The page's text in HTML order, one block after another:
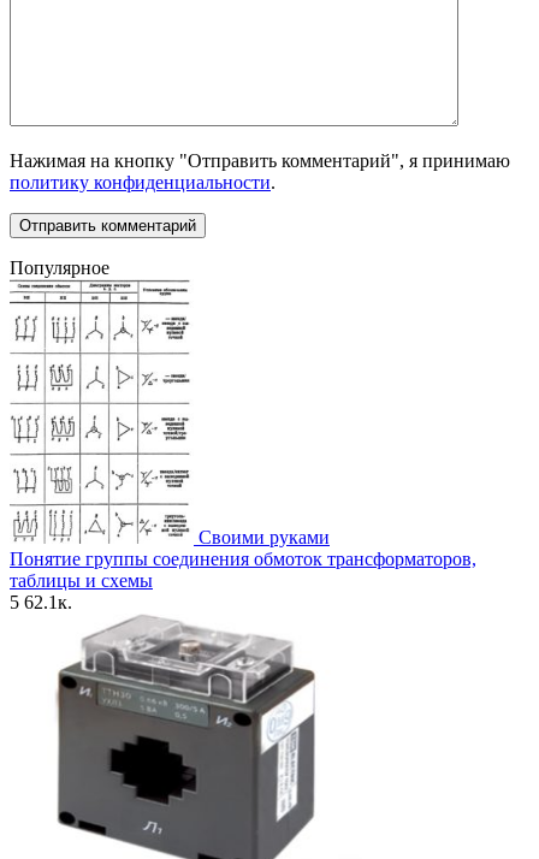
Нажимая на кнопку "Отправить комментарий", я принимаю
политику конфиденциальности.
Популярное
Своими руками
Понятие группы соединения обмоток трансформаторов,
таблицы и схемы
5 62.1к.